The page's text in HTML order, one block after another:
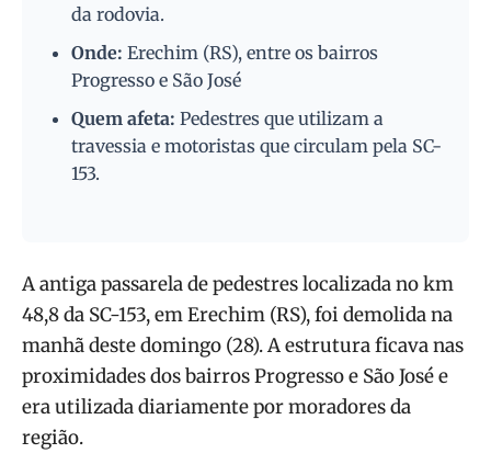
da rodovia.
Onde: Erechim (RS), entre os bairros
Progresso e São José
Quem afeta: Pedestres que utilizam a
travessia e motoristas que circulam pela SC-
153.
A antiga passarela de pedestres localizada no km
48,8 da SC-153, em Erechim (RS), foi demolida na
manhã deste domingo (28). A estrutura ficava nas
proximidades dos bairros Progresso e São José e
era utilizada diariamente por moradores da
região.